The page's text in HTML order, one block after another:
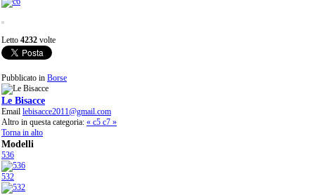
Letto 4232 volte
Pubblicato in Borse
Le Bisacce
Email lebisacce2011@gmail.com
Altro in questa categoria: « c5 c7 »
Torna in alto
Modelli
536
532